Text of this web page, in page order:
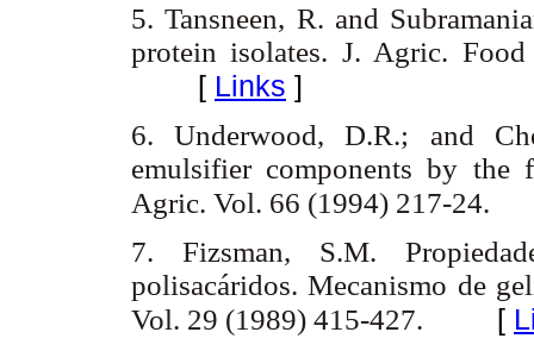
5. Tansneen, R. and
protein isolates. J. Agric.
[ Links ]
6. Underwood, D.R.; and
emulsifier components by
Agric. Vol. 66 (1994) 217-24.
7. Fizsman, S.M.
polisacáridos. Mecanismo de
Vol. 29 (1989) 415-427.
[